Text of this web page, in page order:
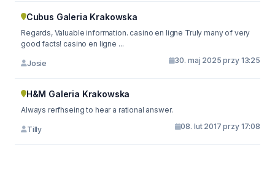
Cubus Galeria Krakowska
Regards, Valuable information. casino en ligne Truly many of very
good facts! casino en ligne ...
Josie 30. maj 2025 przy 13:25
H&M Galeria Krakowska
Always rerfhseing to hear a rational answer.
Tilly 08. lut 2017 przy 17:08